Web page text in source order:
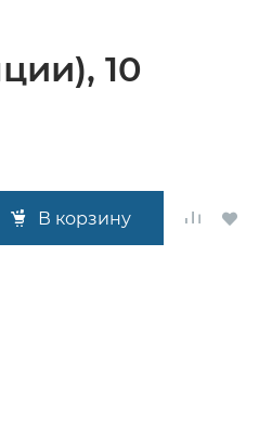
10
В корзину